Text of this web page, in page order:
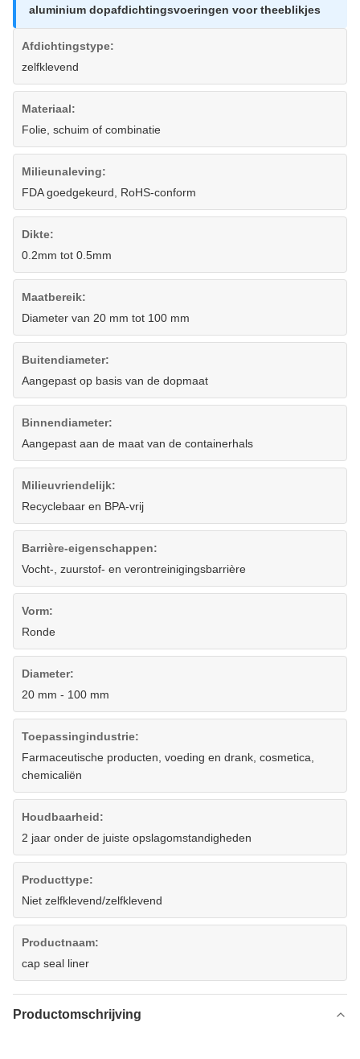
aluminium dopafdichtingsvoeringen voor theeblikjes
Afdichtingstype:
zelfklevend
Materiaal:
Folie, schuim of combinatie
Milieunaleving:
FDA goedgekeurd, RoHS-conform
Dikte:
0.2mm tot 0.5mm
Maatbereik:
Diameter van 20 mm tot 100 mm
Buitendiameter:
Aangepast op basis van de dopmaat
Binnendiameter:
Aangepast aan de maat van de containerhals
Milieuvriendelijk:
Recyclebaar en BPA-vrij
Barrière-eigenschappen:
Vocht-, zuurstof- en verontreinigingsbarrière
Vorm:
Ronde
Diameter:
20 mm - 100 mm
Toepassingindustrie:
Farmaceutische producten, voeding en drank, cosmetica,
chemicaliën
Houdbaarheid:
2 jaar onder de juiste opslagomstandigheden
Producttype:
Niet zelfklevend/zelfklevend
Productnaam:
cap seal liner
Productomschrijving